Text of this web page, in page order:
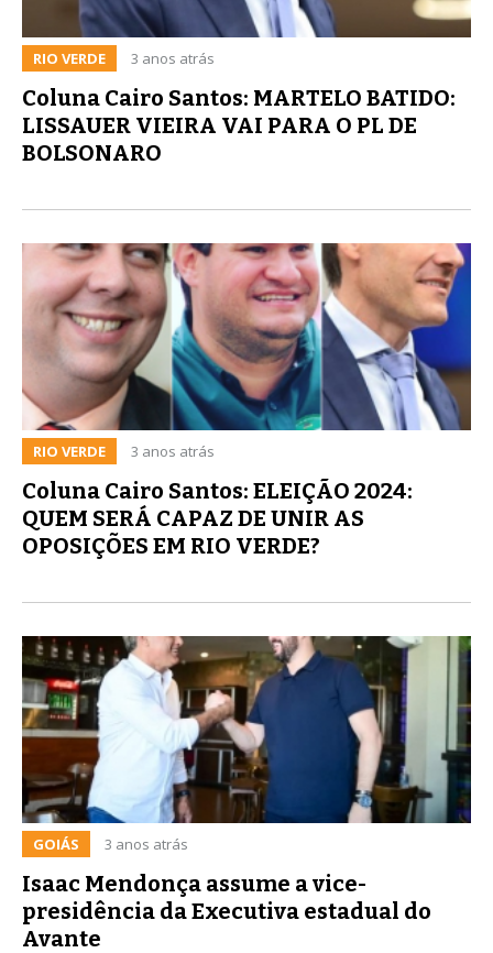
RIO VERDE 3 anos atrás
Coluna Cairo Santos: MARTELO BATIDO:
LISSAUER VIEIRA VAI PARA O PL DE
BOLSONARO
RIO VERDE 3 anos atrás
Coluna Cairo Santos: ELEIÇÃO 2024:
QUEM SERÁ CAPAZ DE UNIR AS
OPOSIÇÕES EM RIO VERDE?
GOIÁS 3 anos atrás
Isaac Mendonça assume a vice-
presidência da Executiva estadual do
Avante